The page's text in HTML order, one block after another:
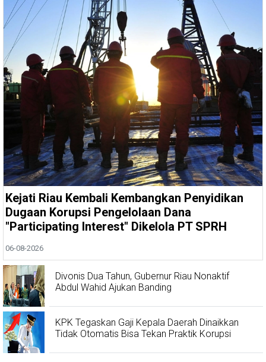
Kejati Riau Kembali Kembangkan Penyidikan
Dugaan Korupsi Pengelolaan Dana
"Participating Interest" Dikelola PT SPRH
06-08-2026
Divonis Dua Tahun, Gubernur Riau Nonaktif
Abdul Wahid Ajukan Banding
KPK Tegaskan Gaji Kepala Daerah Dinaikkan
Tidak Otomatis Bisa Tekan Praktik Korupsi